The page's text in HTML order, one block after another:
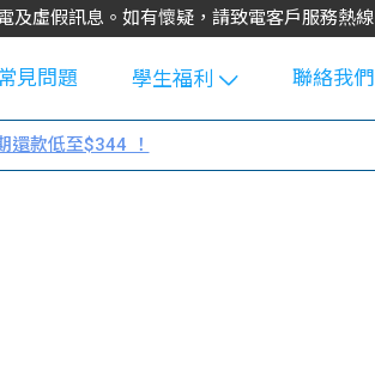
及虛假訊息。如有懷疑，請致電客戶服務熱線
見問題
學生福利
uFinance 校
園贊助
聯絡我們
還款低至$344 ！